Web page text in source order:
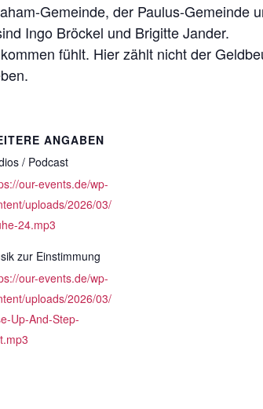
Gemeinde, der Paulus-Gemeinde
Ingo Bröckel und Brigitte Jander.
fühlt. Hier zählt nicht der
ANGABEN
/ Podcast
our-events.de/wp-
uploads/2026/03/
24.mp3
zur Einstimmung
our-events.de/wp-
uploads/2026/03/
Up-And-Step-